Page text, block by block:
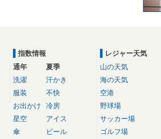
指数情報
通年
洗濯
服装
お出かけ
星空
傘
夏季
汗かき
不快
冷房
アイス
ビール
レジャー天気
山の天気
海の天気
空港
野球場
サッカー場
ゴルフ場